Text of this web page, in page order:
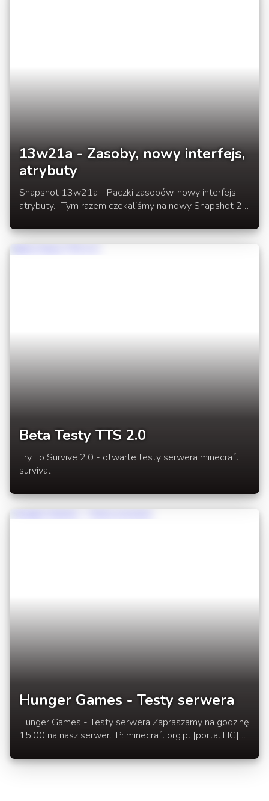
13w21a - Zasoby, nowy interfejs,
atrybuty
Snapshot 13w21a - Paczki zasobów, nowy interfejs,
atrybuty... Tym razem czekaliśmy na nowy Snapshot 2
rewelacyjnych nowości, ale za to poprawiono kilka
błędów związanych z nowościami z poprzednich 2
snapshotów oraz rozwinięto część starych systemów
Beta Testy TTS 2.0
Try To Survive 2.0 - otwarte testy serwera minecraft
survival
Hunger Games - Testy serwera
Hunger Games - Testy serwera Zapraszamy na godzinę
15:00 na nasz serwer. IP: minecraft.org.pl [portal HG]
50 pierwszych graczy VIP na 7dni po zakończeniu